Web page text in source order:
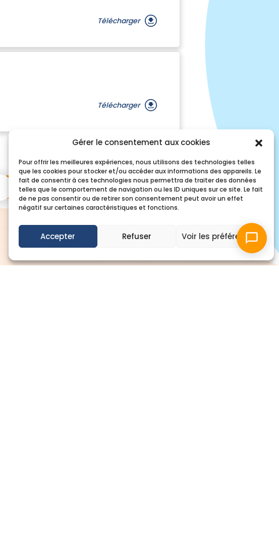
Gérer le consentement aux cookies
Pour offrir les meilleures expériences, nous utilisons des technologies telles
que les cookies pour stocker et/ou accéder aux informations des appareils. Le
fait de consentir à ces technologies nous permettra de traiter des données
telles que le comportement de navigation ou les ID uniques sur ce site. Le fait
de ne pas consentir ou de retirer son consentement peut avoir un effet
négatif sur certaines caractéristiques et fonctions.
Accepter Refuser Voir les préférences
Télécharger
Télécharger
Infos pratiques